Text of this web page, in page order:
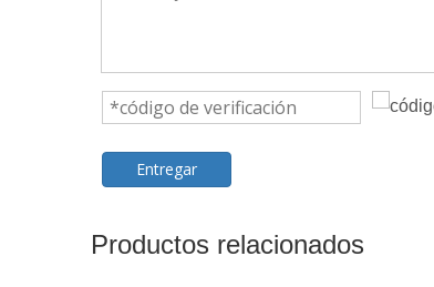
Entregar
Productos relacionados